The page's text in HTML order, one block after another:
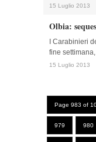
15 Luglio 2013
Olbia:
I Carabinieri
fine
15 Luglio 2013
Page 983 of
979 980